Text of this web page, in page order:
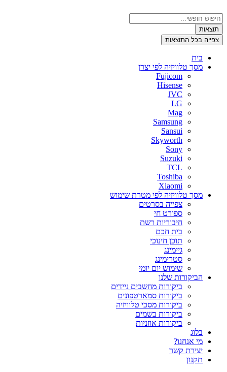
לתוכן
Search
...תוצאות
צפייה בכל התוצאות
בית
מסך טלוויזיה לפי יצרן
Fujicom
Hisense
JVC
LG
Mag
Samsung
Sansui
Skyworth
Sony
Suzuki
TCL
Toshiba
Xiaomi
מסך טלוויזיה לפי מטרת שימוש
צפייה בסרטים
ספורט חי
חיבוריות רשת
בית חכם
תוכן חינוכי
גיימינג
סטרימינג
שימוש יום יומי
הביקורות שלנו
ביקורות מחשבים ניידים
ביקורות סמארטפונים
ביקורות מסכי טלוויזיה
ביקורות בשמים
ביקורות אוזניות
בלוג
מי אנחנו?
יצירת קשר
תקנון